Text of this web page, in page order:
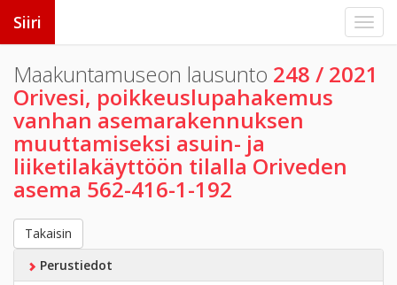
Siiri
Maakuntamuseon lausunto 248 / 2021
Orivesi, poikkeuslupahakemus
vanhan asemarakennuksen
muuttamiseksi asuin- ja
liiketilakäyttöön tilalla Oriveden
asema 562-416-1-192
Takaisin
Perustiedot